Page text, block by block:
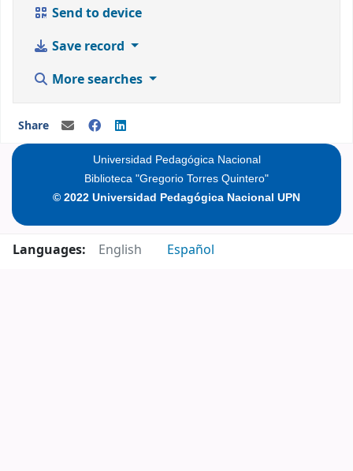
Send to device
Save record
More searches
Share
Universidad Pedagógica Nacional
Biblioteca "Gregorio Torres Quintero"
© 2022 Universidad Pedagógica Nacional UPN
Languages: English Español